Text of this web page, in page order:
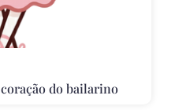
do bailarino